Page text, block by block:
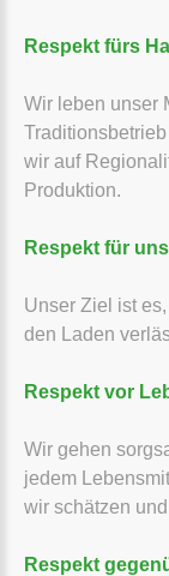
Respekt fürs
Wir leben unser
wir auf
Produktion.
Respekt für
Unser Ziel ist
den Laden
Respekt vor
Wir gehen
jedem
wir schätzen
Respekt